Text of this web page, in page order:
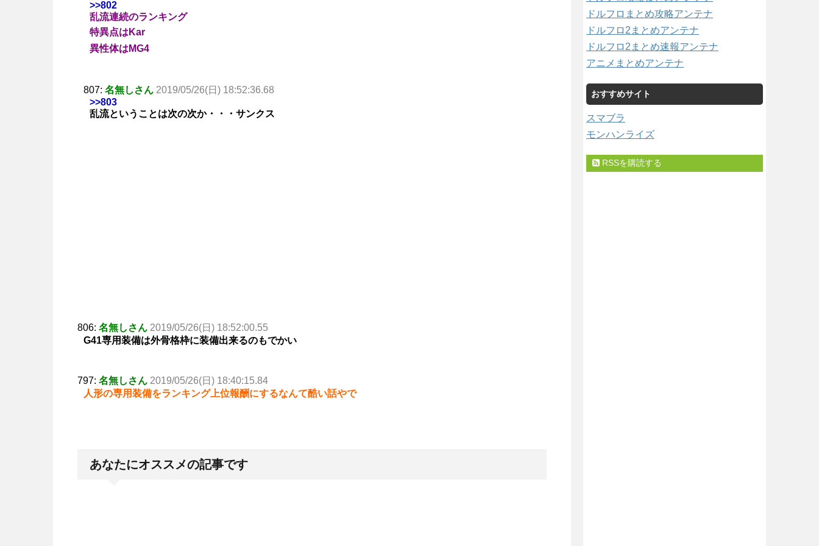
>>802
乱流連続のランキング
特異点はKar
異性体はMG4
807: 名無しさん 2019/05/26(日) 18:52:36.68
>>803
乱流ということは次の次か・・・サンクス
806: 名無しさん 2019/05/26(日) 18:52:00.55
G41専用装備は外骨格枠に装備出来るのもでかい
797: 名無しさん 2019/05/26(日) 18:40:15.84
人形の専用装備をランキング上位報酬にするなんて酷い話やで
あなたにオススメの記事です
ドルフロまとめ攻略アンテナ
ドルフロ2まとめアンテナ
ドルフロ2まとめ速報アンテナ
アニメまとめアンテナ
おすすめサイト
スマブラ
モンハンライズ
RSSを購読する